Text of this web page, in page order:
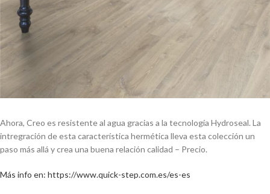
Ahora, Creo es resistente al agua gracias a la tecnología Hydroseal. La
intregración de esta característica hermética lleva esta colección un
paso más allá y crea una buena relación calidad – Precio.
Más info en: https://www.quick-step.com.es/es-es